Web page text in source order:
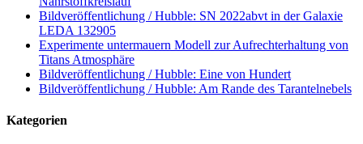
Bildveröffentlichung / Hubble: SN 2022abvt in der Galaxie
LEDA 132905
Experimente untermauern Modell zur Aufrechterhaltung von
Titans Atmosphäre
Bildveröffentlichung / Hubble: Eine von Hundert
Bildveröffentlichung / Hubble: Am Rande des Tarantelnebels
Kategorien